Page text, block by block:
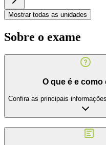
Mostrar todas as unidades
Sobre o exame
O que é e como
Confira as principais